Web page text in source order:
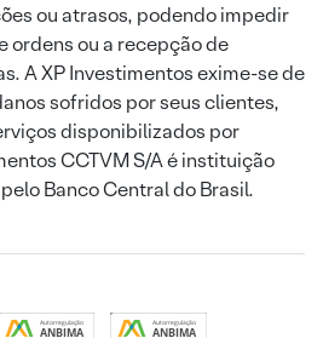
ou atrasos, podendo impedir
ordens ou a recepção de
A XP Investimentos exime-se de
sofridos por seus clientes,
disponibilizados por
CCTVM S/A é instituição
Banco Central do Brasil.